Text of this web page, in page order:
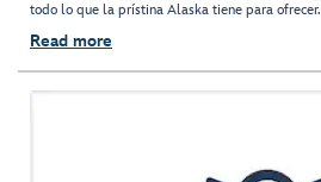
todo lo que la prístina Alaska tiene para ofrecer.
Read more